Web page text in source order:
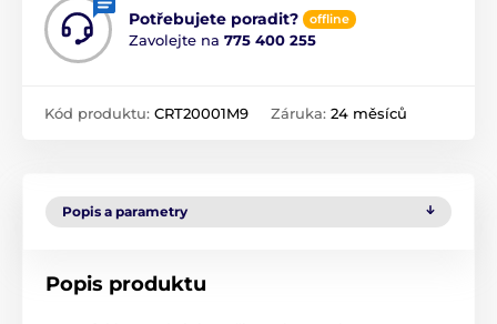
Potřebujete poradit? offline
Zavolejte na 775 400 255
Kód produktu: CRT20001M9 Záruka: 24 měsíců
Popis a parametry
Popis produktu